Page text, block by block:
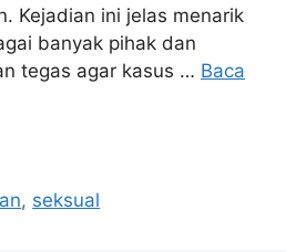
Kejadian ini jelas menarik
banyak pihak dan
tegas agar kasus … Baca
, seksual